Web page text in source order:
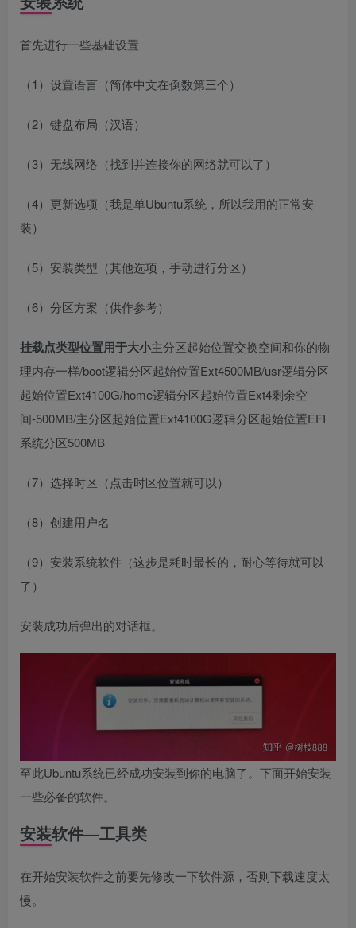
首先进行一些基础设置
（1）设置语言（简体中文在倒数第三个）
（2）键盘布局（汉语）
（3）无线网络（找到并连接你的网络就可以了）
（4）更新选项（我是单Ubuntu系统，所以我用的正常安
装）
（5）安装类型（其他选项，手动进行分区）
（6）分区方案（供作参考）
挂载点类型位置用于大小主分区起始位置交换空间和你的物
理内存一样/boot逻辑分区起始位置Ext4500MB/usr逻辑分区
起始位置Ext4100G/home逻辑分区起始位置Ext4剩余空
间-500MB/主分区起始位置Ext4100G逻辑分区起始位置EFI
系统分区500MB
（7）选择时区（点击时区位置就可以）
（8）创建用户名
（9）安装系统软件（这步是耗时最长的，耐心等待就可以
了）
安装成功后弹出的对话框。
至此Ubuntu系统已经成功安装到你的电脑了。下面开始安装
一些必备的软件。
安装软件—工具类
在开始安装软件之前要先修改一下软件源，否则下载速度太
慢。